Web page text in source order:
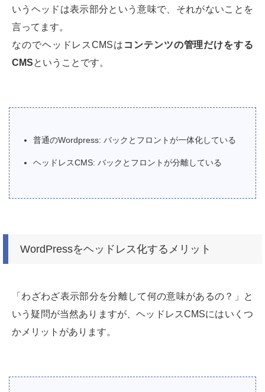
いうヘッドは表示部分という意味で、それがないことを
言ってます。
なのでヘッドレスCMSは コンテンツの管理だけをする
CMSということです。
普通のWordpress: バックとフロントが一体化している
ヘッドレスCMS: バックとフロントが分離している
WordPressをヘッドレス化するメリット
「わざわざ表示部分を分離して何の意味があるの？」と
いう疑問が当然ありますが、ヘッドレスCMSにはいくつ
かメリットがあります。